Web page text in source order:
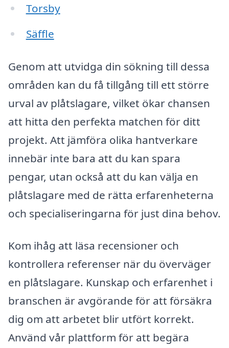
Torsby
Säffle
Genom att utvidga din sökning till dessa
områden kan du få tillgång till ett större
urval av plåtslagare, vilket ökar chansen
att hitta den perfekta matchen för ditt
projekt. Att jämföra olika hantverkare
innebär inte bara att du kan spara
pengar, utan också att du kan välja en
plåtslagare med de rätta erfarenheterna
och specialiseringarna för just dina behov.
Kom ihåg att läsa recensioner och
kontrollera referenser när du överväger
en plåtslagare. Kunskap och erfarenhet i
branschen är avgörande för att försäkra
dig om att arbetet blir utfört korrekt.
Använd vår plattform för att begära